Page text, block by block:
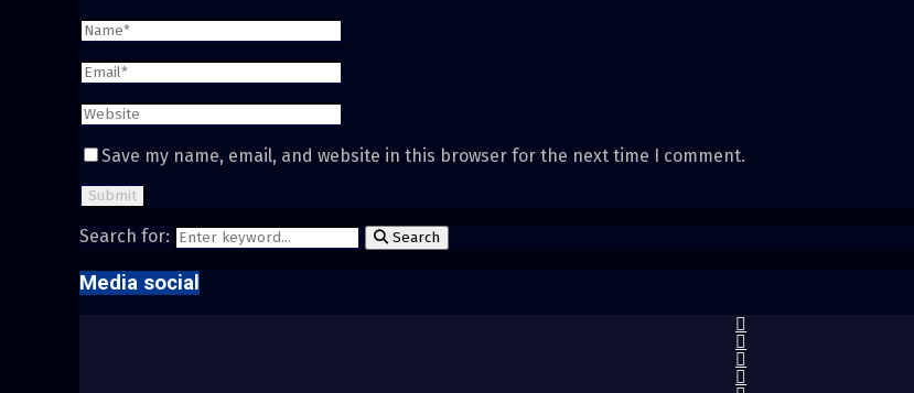
Save my name, email, and website in this browser for the next time I comment.
Search for: Search
Media social